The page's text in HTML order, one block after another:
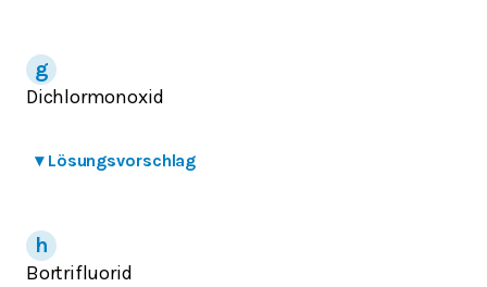
Dichlormonoxid
▾ Lösungsvorschlag
Bortrifluorid